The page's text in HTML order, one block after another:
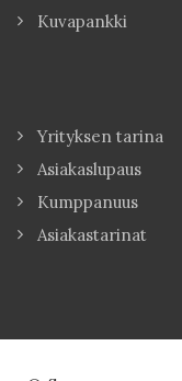
Kuvapankki
Yrityksen tarina
Asiakaslupaus
Kumppanuus
Asiakastarinat